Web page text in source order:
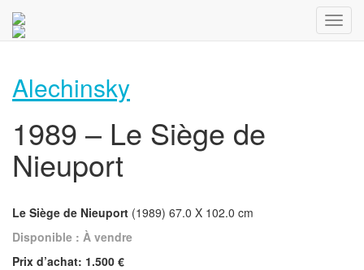
Alechinsky
1989 – Le Siège de
Nieuport
Le Siège de Nieuport (1989) 67.0 X 102.0 cm
Disponible : À vendre
Prix d’achat: 1.500 €